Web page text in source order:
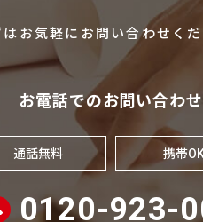
はお気軽にお問い合わせくだ
お電話でのお問い合わせ
通話無料 携帯
0120-923-